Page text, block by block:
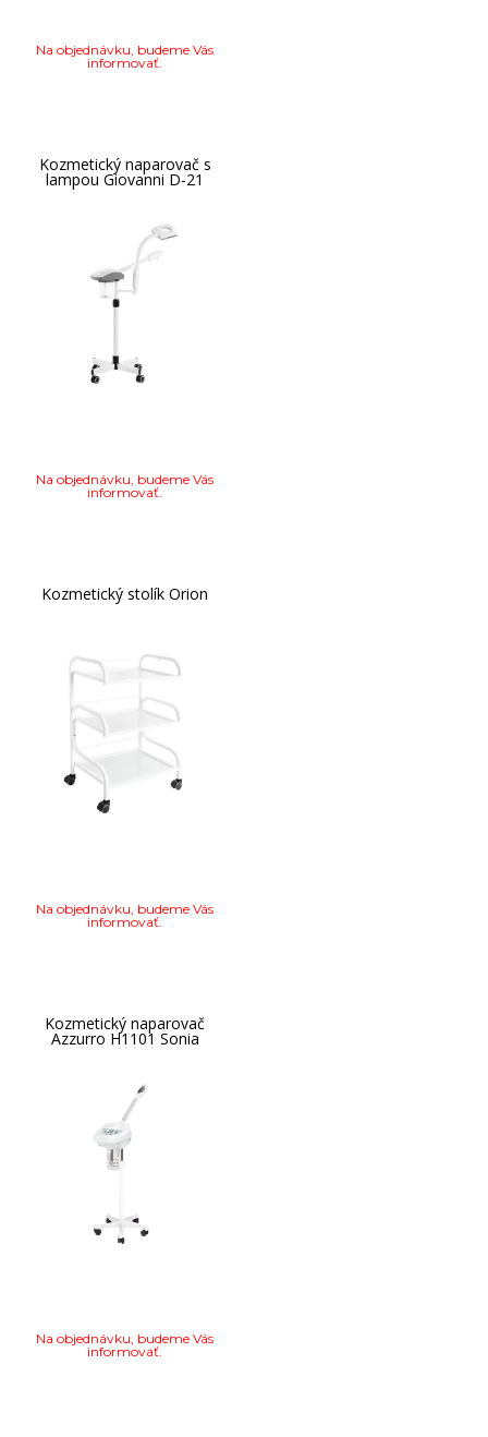
Na objednávku, budeme Vás
informovať.
Kozmetický naparovač s
lampou Giovanni D-21
Na objednávku, budeme Vás
informovať.
Kozmetický stolík Orion
Na objednávku, budeme Vás
informovať.
Kozmetický naparovač
Azzurro H1101 Sonia
Na objednávku, budeme Vás
informovať.